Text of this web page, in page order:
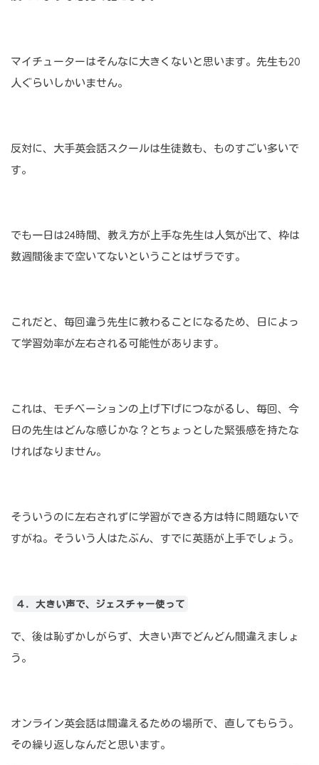
マイチューターはそんなに大きくないと思います。先生も20
人ぐらいしかいません。
反対に、大手英会話スクールは生徒数も、ものすごい多いで
す。
でも一日は24時間、教え方が上手な先生は人気が出て、枠は
数週間後まで空いてないということはザラです。
これだと、毎回違う先生に教わることになるため、日によっ
て学習効率が左右される可能性があります。
これは、モチベーションの上げ下げにつながるし、毎回、今
日の先生はどんな感じかな？とちょっとした緊張感を持たな
ければなりません。
そういうのに左右されずに学習ができる方は特に問題ないで
すがね。そういう人はたぶん、すでに英語が上手でしょう。
４．大きい声で、ジェスチャー使って
で、後は恥ずかしがらず、大きい声でどんどん間違えましょ
う。
オンライン英会話は間違えるための場所で、直してもらう。
その繰り返しなんだと思います。